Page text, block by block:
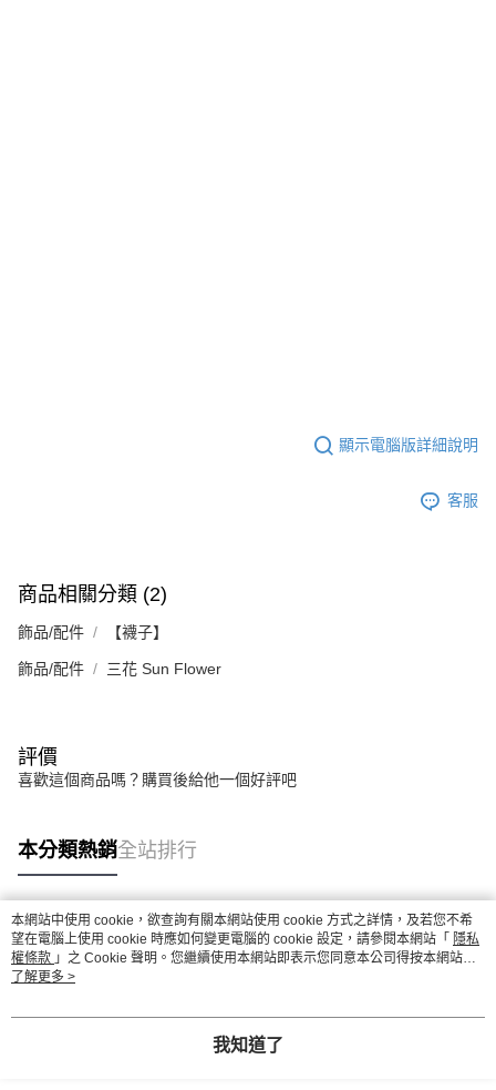
顯示電腦版詳細說明
客服
商品相關分類 (2)
飾品/配件 【襪子】
飾品/配件 三花 Sun Flower
評價
喜歡這個商品嗎？購買後給他一個好評吧
本分類熱銷全站排行
熱門標籤
本網站中使用 cookie，欲查詢有關本網站使用 cookie 方式之詳情，及若您不希
望在電腦上使用 cookie 時應如何變更電腦的 cookie 設定，請參閱本網站「 隱私
權條款 」之 Cookie 聲明。您繼續使用本網站即表示您同意本公司得按本網站使
用條款之 Cookie 聲明使用 cookie。
了解更多 >
我知道了